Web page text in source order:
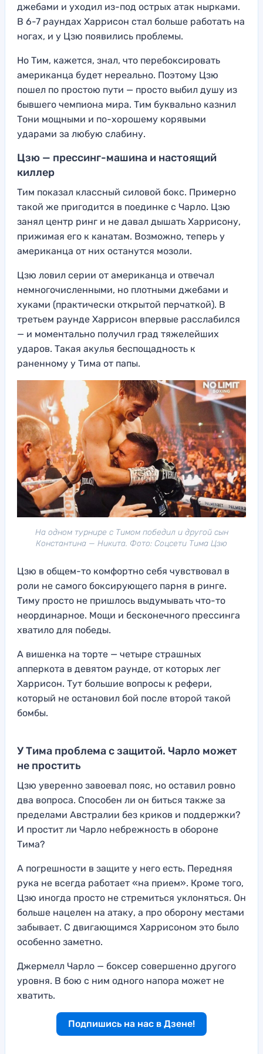
джебами и уходил из-под острых атак нырками.
В 6-7 раундах Харрисон стал больше работать на
ногах, и у Цзю появились проблемы.
Но Тим, кажется, знал, что перебоксировать
американца будет нереально. Поэтому Цзю
пошел по простою пути — просто выбил душу из
бывшего чемпиона мира. Тим буквально казнил
Тони мощными и по-хорошему корявыми
ударами за любую слабину.
Цзю — прессинг-машина и настоящий
киллер
Тим показал классный силовой бокс. Примерно
такой же пригодится в поединке с Чарло. Цзю
занял центр ринг и не давал дышать Харрисону,
прижимая его к канатам. Возможно, теперь у
американца от них останутся мозоли.
Цзю ловил серии от американца и отвечал
немногочисленными, но плотными джебами и
хуками (практически открытой перчаткой). В
третьем раунде Харрисон впервые расслабился
— и моментально получил град тяжелейших
ударов. Такая акулья беспощадность к
раненному у Тима от папы.
На одном турнире с Тимом победил и другой сын
Константина — Никита. Фото: Соцсети Тима Цзю
Цзю в общем-то комфортно себя чувствовал в
роли не самого боксирующего парня в ринге.
Тиму просто не пришлось выдумывать что-то
неординарное. Мощи и бесконечного прессинга
хватило для победы.
А вишенка на торте — четыре страшных
апперкота в девятом раунде, от которых лег
Харрисон. Тут большие вопросы к рефери,
который не остановил бой после второй такой
бомбы.
У Тима проблема с защитой. Чарло может
не простить
Цзю уверенно завоевал пояс, но оставил ровно
два вопроса. Способен ли он биться также за
пределами Австралии без криков и поддержки?
И простит ли Чарло небрежность в обороне
Тима?
А погрешности в защите у него есть. Передняя
рука не всегда работает «на прием». Кроме того,
Цзю иногда просто не стремиться уклоняться. Он
больше нацелен на атаку, а про оборону местами
забывает. С двигающимся Харрисоном это было
особенно заметно.
Джермелл Чарло — боксер совершенно другого
уровня. В бою с ним одного напора может не
хватить.
Подпишись на нас в Дзене!